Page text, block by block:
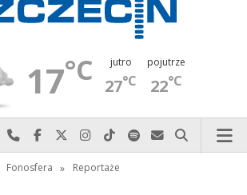
17°C jutro
27°C
pojutrze
22°C
Najlepiej po prostu do nas zadzwoń
Odwiedź nas na Facebook-u
Odwiedź nas na X
Odwiedź nas na Instagram-ie
Odwiedź nas na TikTok-u
Szukaj nas na Spotify
Wyślij do nas
Szukaj
Fonosfera » Reportaże